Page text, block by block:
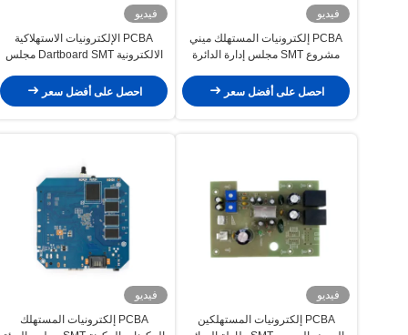
فيديو
PCBA إلكترونيات المستهلك ميني
مشروع SMT مجلس إدارة الدائرة
احصل على أفضل سعر
فيديو
PCBA الإلكترونيات الاستهلاكية
الالكترونية Dartboard SMT مجلس
احصل على أفضل سعر
فيديو
PCBA إلكترونيات المستهلكين
فيديو
PCBA إلكترونيات المستهلك